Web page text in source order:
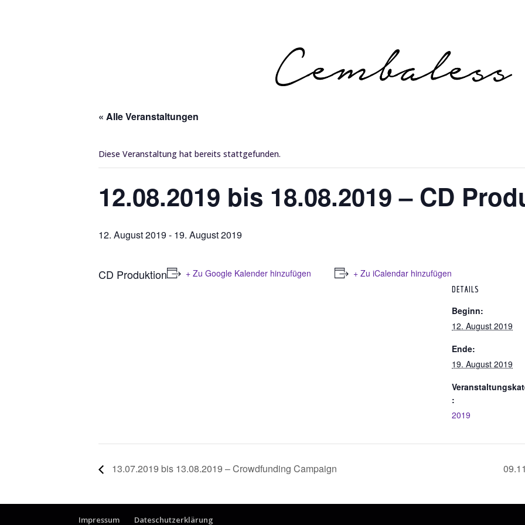
« Alle Veranstaltungen
Diese Veranstaltung hat bereits stattgefunden.
12.08.2019 bis 18.08.2019 – CD
12. August 2019 - 19. August 2019
CD Produktion + Zu Google Kalender hinzufügen + Zu iCalendar hinzufügen
DETAILS
Beginn:
12. August 2019
Ende:
19. August 2019
:
2019
13.07.2019 bis 13.08.2019 – Crowdfunding Campaign
Impressum Dateschutzerklärung